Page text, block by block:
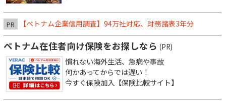
PR 【ベトナム企業信用調査】94万社対応、財務諸表3年分
ベトナム在住者向け保険をお探しなら (PR)
慣れない海外生活、急病や事故
何かあってからでは遅い！
今すぐ保険加入【保険比較サイト】